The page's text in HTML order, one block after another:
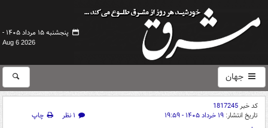
پنجشنبه ۱۵ مرداد ۱۴۰۵ -
Aug 6 2026
جهان
کد خبر1817245
تاریخ انتشار: ۱۹ خرداد ۱۴۰۵ - ۱۹:۵۹ ۱ نظر
چاپ